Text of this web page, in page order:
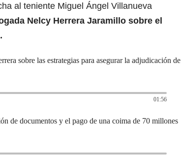
al teniente Miguel Ángel Villanueva
Nelcy Herrera Jaramillo sobre el
sobre las estrategias para asegurar la adjudicación de
01:56
de documentos y el pago de una coima de 70 millones